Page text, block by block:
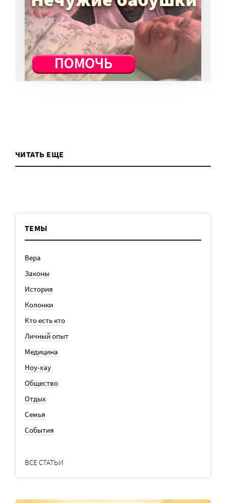
о персональных данных. Как этого
избежать?
7 авг, 13:13
ВСЕ НОВОСТИ
ЧИТАТЬ ЕЩЕ
ТЕМЫ
Вера
Законы
История
Колонки
Кто есть кто
Личный опыт
Медицина
Ноу-хау
Общество
Отдых
Семья
События
ВСЕ СТАТЬИ